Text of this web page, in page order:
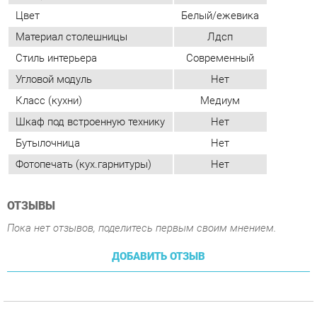
Класс (кухни)
Медиум
Шкаф под встроенную технику
Нет
Бутылочница
Нет
Фотопечать (кух.гарнитуры) Нет
ОТЗЫВЫ
Пока нет отзывов, поделитесь первым своим мнением.
ДОБАВИТЬ ОТЗЫВ